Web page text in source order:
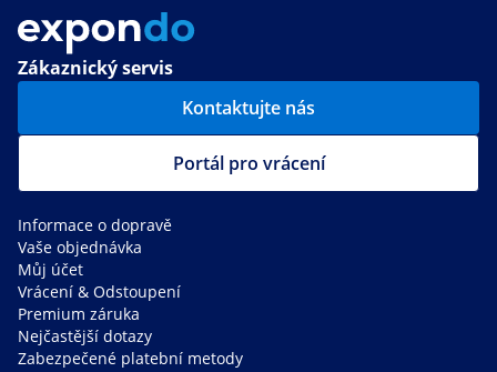
Zákaznický servis
Kontaktujte nás
Portál pro vrácení
Informace o dopravě
Vaše objednávka
Můj účet
Vrácení & Odstoupení
Premium záruka
Nejčastější dotazy
Zabezpečené platební metody